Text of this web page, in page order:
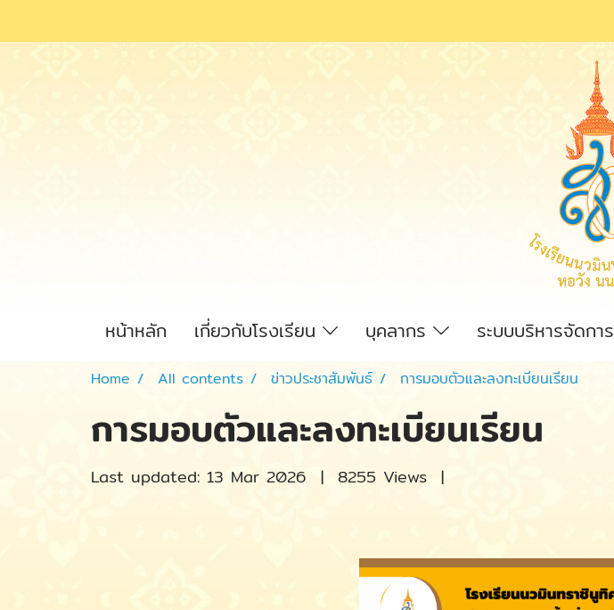
หน้าหลัก เกี่ยวกับโรงเรียน บุคลากร ระบบบริหารจัดการ
Home All contents ข่าวประชาสัมพันธ์ การมอบตัวและลงทะเบียนเรียน
การมอบตัวและลงทะเบียนเรียน
Last updated: 13 Mar 2026 | 8255 Views |